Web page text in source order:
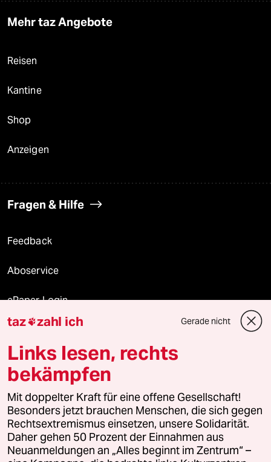
Mehr taz Angebote
Reisen
Kantine
Shop
Anzeigen
Fragen & Hilfe
Feedback
Aboservice
ePaper Login
Downloads für Abonnierende
© 2026 taz Verlags und Vertriebs GmbH
Alle Rechte vorbehalten. Bei rechtlichen Fragen oder für Genehmigungen
wenden Sie sich bitte an lizenzen@taz.de
Feedback Redaktionsstatut Kommune-Richtlinien
taz zahl ich Gerade nicht
Links lesen, rechts
bekämpfen
Mit doppelter Kraft für eine offene Gesellschaft!
Besonders jetzt brauchen Menschen, die sich gegen
Rechtsextremismus einsetzen, unsere Solidarität.
Daher gehen 50 Prozent der Einnahmen aus
Neuanmeldungen an „Alles beginnt im Zentrum“ –